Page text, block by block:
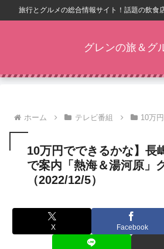
旅行とグルメの総合情報サイト！話題の飲食
グレンの旅＆グ
ホーム テレビ番組 10万
10万円でできるかな】長
で案内「熱海＆湯河原」
（2022/12/5）
X Facebook